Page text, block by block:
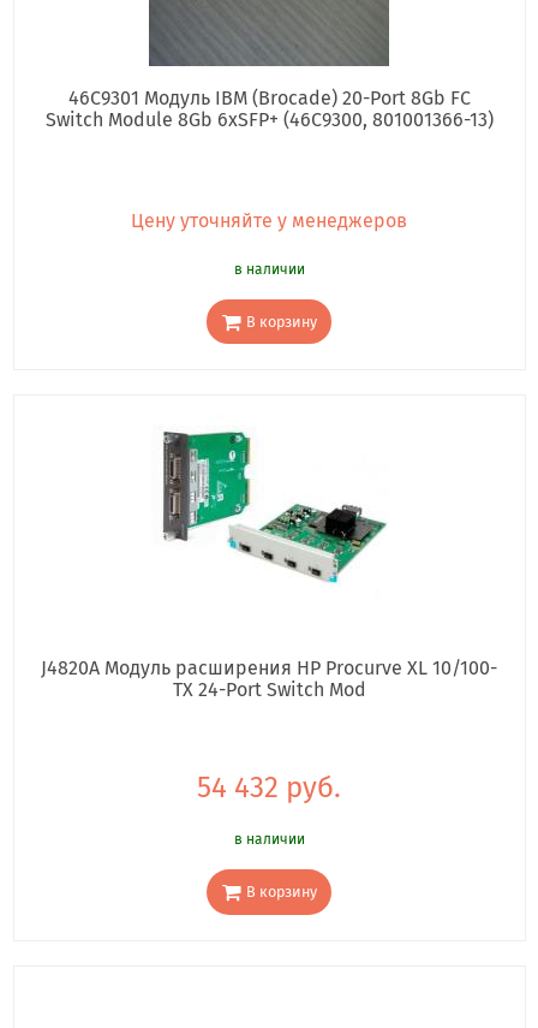
46C9301 Модуль IBM (Brocade) 20-Port 8Gb FC
Switch Module 8Gb 6xSFP+ (46С9300, 801001366-13)
Цену уточняйте у менеджеров
в наличии
В корзину
J4820A Модуль расширения HP Procurve XL 10/100-
TX 24-Port Switch Mod
54 432 руб.
в наличии
В корзину